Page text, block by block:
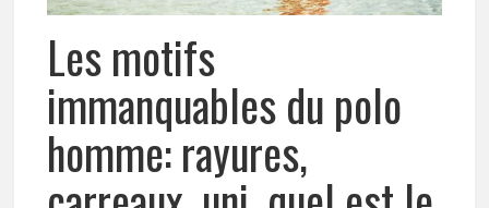
Les motifs
immanquables du polo
homme: rayures,